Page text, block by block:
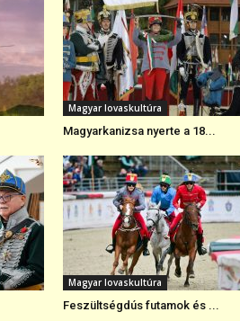
Magyar lovaskultúra
Magyarkanizsa nyerte a 18...
Magyar lovaskultúra
Feszültségdús futamok és ...